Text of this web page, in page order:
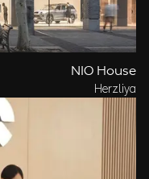
NIO House
Herzliya